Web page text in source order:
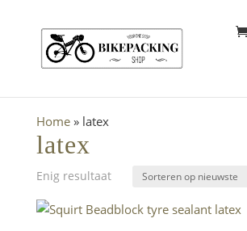
Home» latex
latex
Enig resultaat